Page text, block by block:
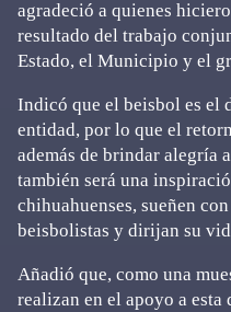
agradeció a quienes
resultado del trabajo
Estado, el Municipio y el
Indicó que el beisbol es el
entidad, por lo que el
además de brindar alegría
también será una
chihuahuenses, sueñen
beisbolistas y dirijan su
Añadió que, como una
realizan en el apoyo a